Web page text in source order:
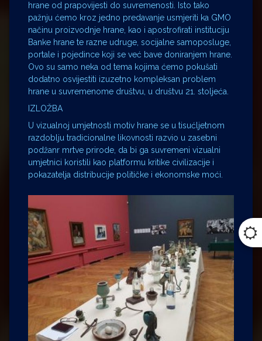
hrane od prapovijesti do suvremenosti. Isto tako
pažnju ćemo kroz jedno predavanje usmjeriti ka GMO
načinu proizvodnje hrane, kao i apostrofirati instituciju
Banke hrane te razne udruge, socijalne samoposluge,
portale i pojedince koji se već bave doniranjem hrane.
Ovo su samo neka od tema kojima ćemo pokušati
dodatno osvijestiti izuzetno kompleksan problem
hrane u suvremenome društvu, u društvu 21. stoljeća.
IZLOŽBA
U vizualnoj umjetnosti motiv hrane se u tisućljetnom
razdoblju tradicionalne likovnosti razvio u zasebni
podžanr mrtve prirode, da bi ga suvremeni vizualni
umjetnici koristili kao platformu kritike civilizacije i
pokazatelja distribucije političke i ekonomske moći.